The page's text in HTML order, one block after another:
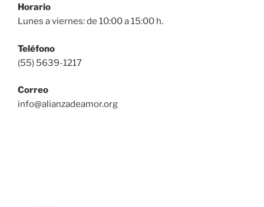
Horario
Lunes a viernes: de 10:00 a 15:00 h.
Teléfono
(55) 5639-1217
Correo
info@alianzadeamor.org